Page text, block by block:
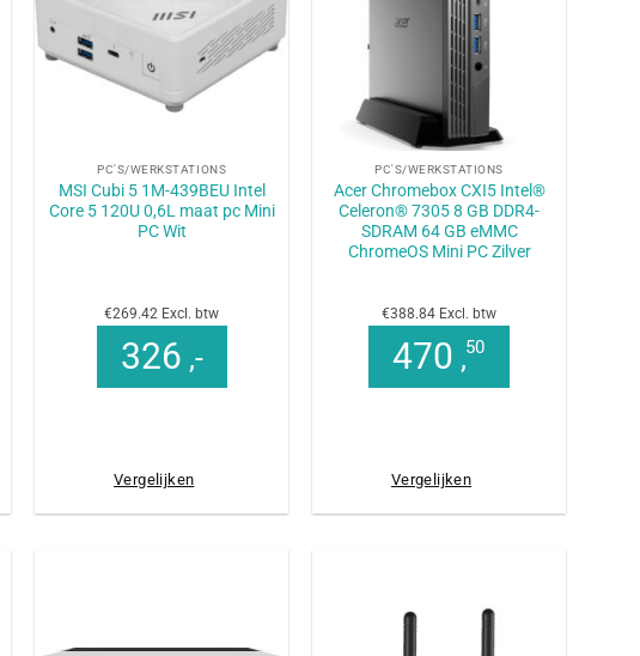
PC'S/WERKSTATIONS
MSI Cubi 5 1M-439BEU Intel
Core 5 120U 0,6L maat pc Mini
PC Wit
€269.42 Excl. btw
326 ,-
Vergelijken
PC'S/WERKSTATIONS
Acer Chromebox CXI5 Intel®
Celeron® 7305 8 GB DDR4-
SDRAM 64 GB eMMC
ChromeOS Mini PC Zilver
€388.84 Excl. btw
470 ,50
Vergelijken